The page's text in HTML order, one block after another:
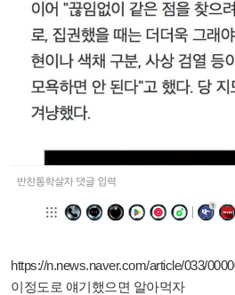
https://n.news.naver.com/article/033/
이정도로 얘기했으면 알아먹자